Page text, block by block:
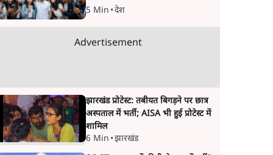
5 Min •देश
Advertisement
झारखंड प्रोटेस्ट: तबीयत बिगड़ने पर छात्र
अस्पताल में भर्ती; AISA भी हुई प्रोटेस्ट में
शामिल
6 Min •झारखंड